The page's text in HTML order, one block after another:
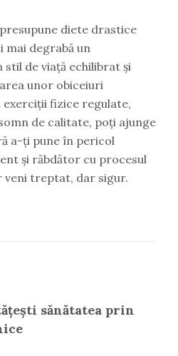
diete drastice
mai degrabă un
stil de viață echilibrat și
unor obiceiuri
exerciții fizice regulate,
de calitate, poți ajunge
a-ți pune în pericol
și răbdător cu procesul
veni treptat, dar sigur.
sănătatea prin